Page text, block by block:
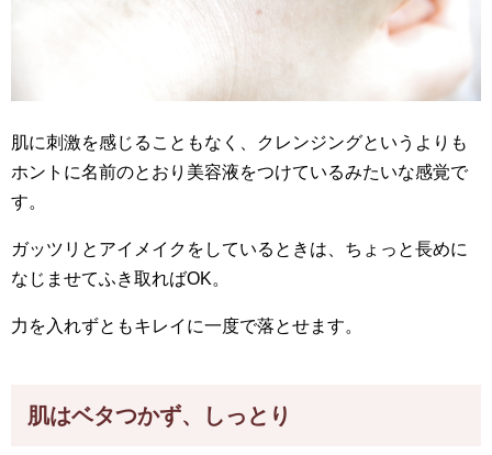
肌に刺激を感じることもなく、クレンジングというよりも
ホントに名前のとおり美容液をつけているみたいな感覚で
す。
ガッツリとアイメイクをしているときは、ちょっと長めに
なじませてふき取ればOK。
力を入れずともキレイに一度で落とせます。
肌はベタつかず、しっとり